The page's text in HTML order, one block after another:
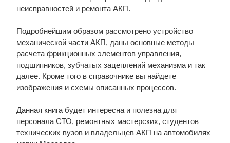
неисправностей и ремонта АКП.
Подробнейшим образом рассмотрено устройство
механической части АКП, даны основные методы
расчета фрикционных элементов управления,
подшипников, зубчатых зацеплений механизма и так
далее. Кроме того в справочнике вы найдете
изображения и схемы описанных процессов.
Данная книга будет интересна и полезна для
персонала СТО, ремонтных мастерских, студентов
технических вузов и владельцев АКП на автомобилях